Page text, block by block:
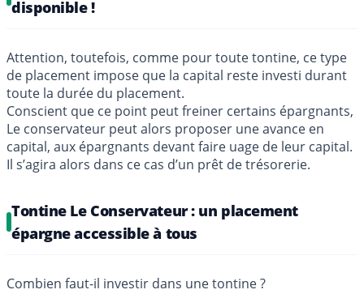
disponible !
Attention, toutefois, comme pour toute tontine, ce type
de placement impose que la capital reste investi durant
toute la durée du placement.
Conscient que ce point peut freiner certains épargnants,
Le conservateur peut alors proposer une avance en
capital, aux épargnants devant faire uage de leur capital.
Il s’agira alors dans ce cas d’un prêt de trésorerie.
Tontine Le Conservateur : un placement
épargne accessible à tous
Combien faut-il investir dans une tontine ?